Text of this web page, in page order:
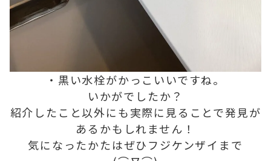
・黒い水栓がかっこいいですね。
いかがでしたか？
紹介したこと以外にも実際に見ることで発見が
あるかもしれません！
気になったかたはぜひフジケンザイまで